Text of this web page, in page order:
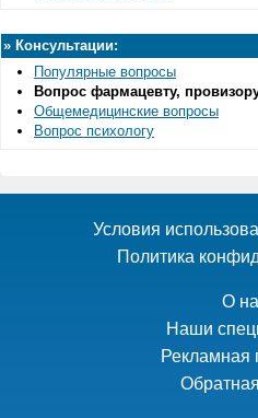
» Консультации:
Популярные вопросы
Вопрос фармацевту,
Общемедицинские вопросы
Вопрос психологу
Условия
Политика
О
Наши
Рекламная